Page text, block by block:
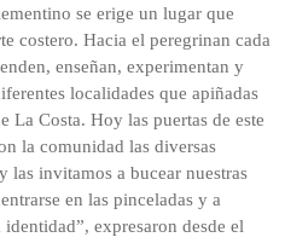
se erige un lugar que
costero. Hacia el peregrinan cada
enseñan, experimentan y
localidades que apiñadas
La Costa. Hoy las puertas de este
la comunidad las diversas
las invitamos a bucear nuestras
en las pinceladas y a
expresaron desde el